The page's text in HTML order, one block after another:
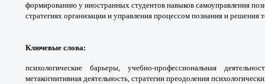
формированию у иностранных студентов навыков самоуправления
стратегиях организации и управления процессом познания и решения
Ключевые слова:
психологические барьеры, учебно-профессиональная
метакогнитивная деятельность, стратегии преодоления